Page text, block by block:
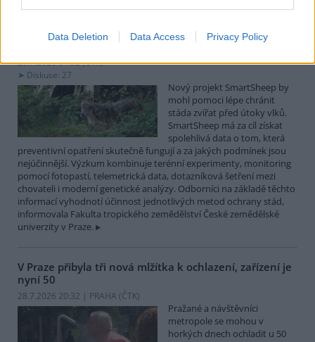
Data Deletion Data Access Privacy Policy
Nový projekt, na kterém se podílí ČZU, má pomoci
chránit stáda před útoky vlků
29.7.2026 01:32 (ČTK)
Diskuse: 27
Nový projekt SmartSheep by
mohl pomoci lépe chránit
stáda zvířat před útoky vlků.
SmartSheep má za cíl získat
spolehlivá data o tom, která
preventivní opatření skutečně fungují a za jakých podmínek jsou
nejúčinnější. Výzkum kombinuje terénní experimenty, monitoring
pomocí fotopastí, telemetrická data, dotazníková šetření mezi
chovateli i moderní genetické analýzy. Odborníci na základě těchto
informací vyhodnotí účinnost jednotlivých metod ochrany stád,
informovala Fakulta tropického zemědělství České zemědělské
univerzity v Praze.
V Praze přibyla tři nová mlžítka k ochlazení, zařízení je
nyní 50
28.7.2026 20:32 | PRAHA (ČTK)
Pražané a návštěvníci
metropole se mohou v
horkých dnech ochladit u 50